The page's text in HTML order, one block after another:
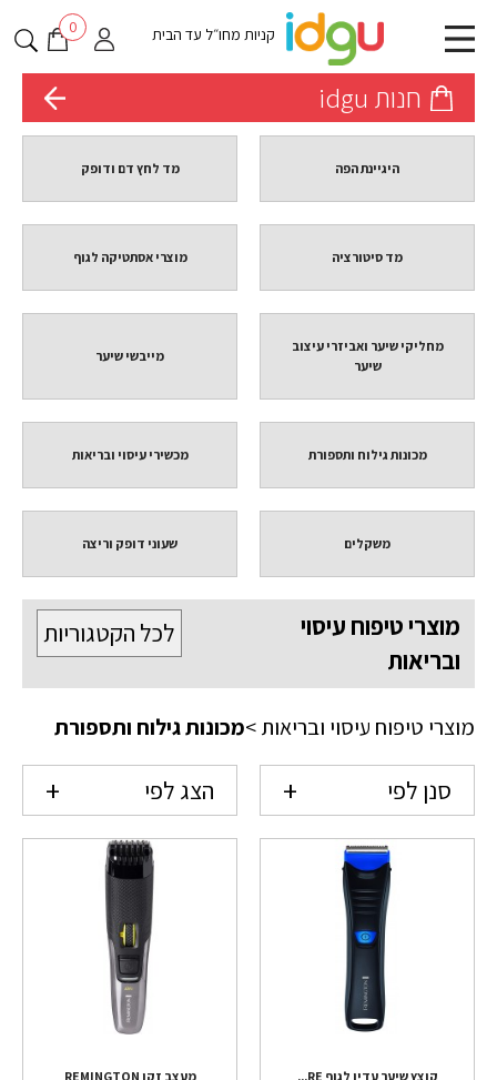
קניות מחו״ל עד הבית 0
חנות idgu
היגיינת הפה מד לחץ דם ודופק
מד סיטורציה מוצרי אסתטיקה לגוף
מחליקי שיער ואביזרי עיצוב
שיער
מייבשי שיער
מכונות גילוח ותספורת מכשירי עיסוי ובריאות
משקלים שעוני דופק וריצה
לכל הקטגוריות
מוצרי טיפוח עיסוי
ובריאות
מוצרי טיפוח עיסוי ובריאות>מכונות גילוח ותספורת
סנן לפי הצג לפי
קוצץ שיער עדין לגוף RE...
מעצב זקן REMINGTON